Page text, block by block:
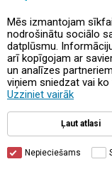
Mēs izmantojam
nodrošinātu sociālo
datplūsmu.
arī kopīgojam ar
un analīzes
viņiem sniedzat vai
Uzziniet vairāk
Ļaut atlasi
Nepieciešams
Предложения и
Контакты